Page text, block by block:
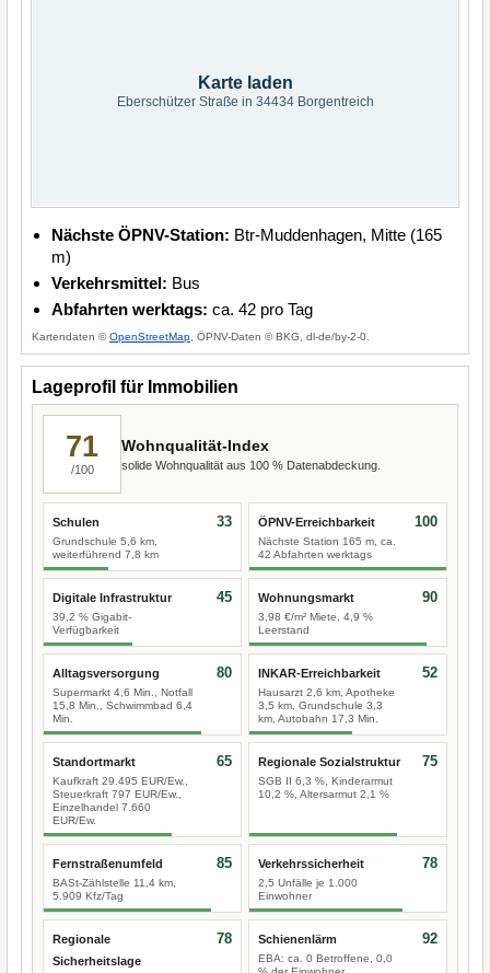
Karte laden
Eberschützer Straße in 34434 Borgentreich
Nächste ÖPNV-Station: Btr-Muddenhagen, Mitte (165
m)
Verkehrsmittel: Bus
Abfahrten werktags: ca. 42 pro Tag
Kartendaten ©OpenStreetMap , ÖPNV-Daten © BKG, dl-de/by-2-0.
Lageprofil für Immobilien
71
/100
Wohnqualität-Index
solide Wohnqualität aus 100 % Datenabdeckung.
Schulen
Grundschule 5,6 km,
weiterführend 7,8 km
33 ÖPNV-Erreichbarkeit
Nächste Station 165 m, ca.
42 Abfahrten werktags
100
Digitale Infrastruktur
39,2 % Gigabit-
Verfügbarkeit
45 Wohnungsmarkt
3,98 €/m² Miete, 4,9 %
Leerstand
90
Alltagsversorgung
Supermarkt 4,6 Min., Notfall
15,8 Min., Schwimmbad 6,4
Min.
80 INKAR-Erreichbarkeit
Hausarzt 2,6 km, Apotheke
3,5 km, Grundschule 3,3
km, Autobahn 17,3 Min.
52
Standortmarkt
Kaufkraft 29.495 EUR/Ew.,
Steuerkraft 797 EUR/Ew.,
Einzelhandel 7.660
EUR/Ew.
65 Regionale Sozialstruktur
SGB II 6,3 %, Kinderarmut
10,2 %, Altersarmut 2,1 %
75
Fernstraßenumfeld
BASt-Zählstelle 11,4 km,
5.909 Kfz/Tag
85 Verkehrssicherheit
2,5 Unfälle je 1.000
Einwohner
78
Regionale
Sicherheitslage
78 Schienenlärm
EBA: ca. 0 Betroffene, 0,0
92